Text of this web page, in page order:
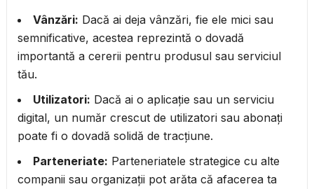
Vânzări: Dacă ai deja vânzări, fie ele mici sau
semnificative, acestea reprezintă o dovadă
importantă a cererii pentru produsul sau serviciul
tău.
Utilizatori: Dacă ai o aplicație sau un serviciu
digital, un număr crescut de utilizatori sau abonați
poate fi o dovadă solidă de tracțiune.
Parteneriate: Parteneriatele strategice cu alte
companii sau organizații pot arăta că afacerea ta